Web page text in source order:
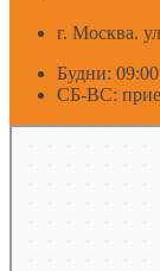
г. Москва.
Будни:
СБ-ВС: